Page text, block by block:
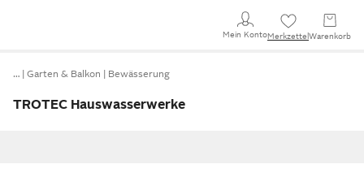
Mein KontoMerkzettel Warenkorb
… Garten & Balkon Bewässerung
TROTEC Hauswasserwerke